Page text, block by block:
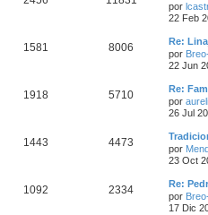
por
22 Feb
1581 8006
Re:
por
22 Jun
1918 5710
Re:
por
26 Jul
1443 4473
por
23 Oct
1092 2334
Re:
por
17 Dic